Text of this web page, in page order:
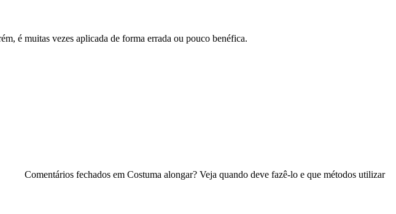
é muitas vezes aplicada de forma errada ou pouco benéfica.
Comentários fechados em Costuma alongar? Veja quando deve fazê-lo e que métodos utilizar